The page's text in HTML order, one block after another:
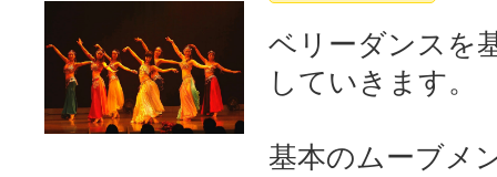
ベリーダンスを
していきます。
基本のムーブメ